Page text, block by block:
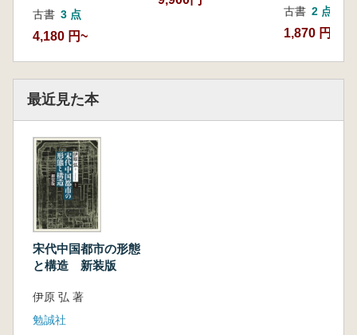
古書 3 点
4,180 円~
古書 2 点
1,870 円~
最近見た本
宋代中国都市の形態
と構造 新装版
伊原 弘 著
勉誠社